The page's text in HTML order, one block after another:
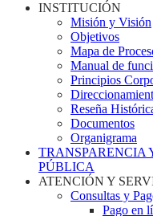
INSTITUCIÓN
Misión y Visión
Objetivos
Mapa de
Manual de
Principios
Reseña
Documentos
Organigrama
TRANSPARENCIA
PÚBLICA
ATENCIÓN Y
Consultas y
Pago en